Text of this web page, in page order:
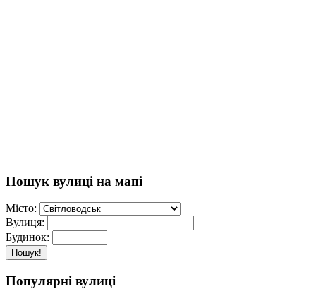
Пошук вулиці на мапі
Місто:
Вулиця:
Будинок:
Пошук!
Популярні вулиці